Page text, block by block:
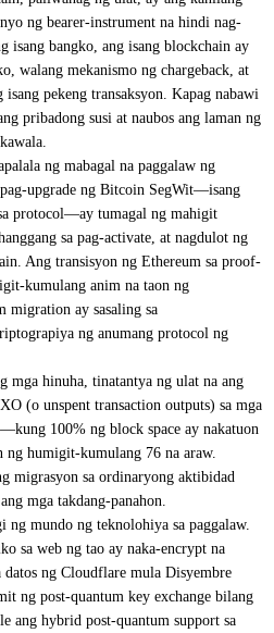
ng bearer-instrument na hindi nag-
isang bangko, ang isang blockchain ay
walang mekanismo ng chargeback, at
pekeng transaksyon. Kapag nabawi
pribadong susi at naubos ang laman ng
ng mabagal na paggalaw ng
upgrade ng Bitcoin SegWit—isang
protocol—ay tumagal ng mahigit
sa pag-activate, at nagdulot ng
Ang transisyon ng Ethereum sa proof-
kumulang anim na taon ng
migration ay sasaling sa
ng anumang protocol ng
mga hinuha, tinatantya ng ulat na ang
(o unspent transaction outputs) sa mga
100% ng block space ay nakatuon
humigit-kumulang 76 na araw.
migrasyon sa ordinaryong aktibidad
mga takdang-panahon.
ng mundo ng teknolohiya sa paggalaw.
sa web ng tao ay naka-encrypt na
datos ng Cloudflare mula Disyembre
ng post-quantum key exchange bilang
ang hybrid post-quantum support sa